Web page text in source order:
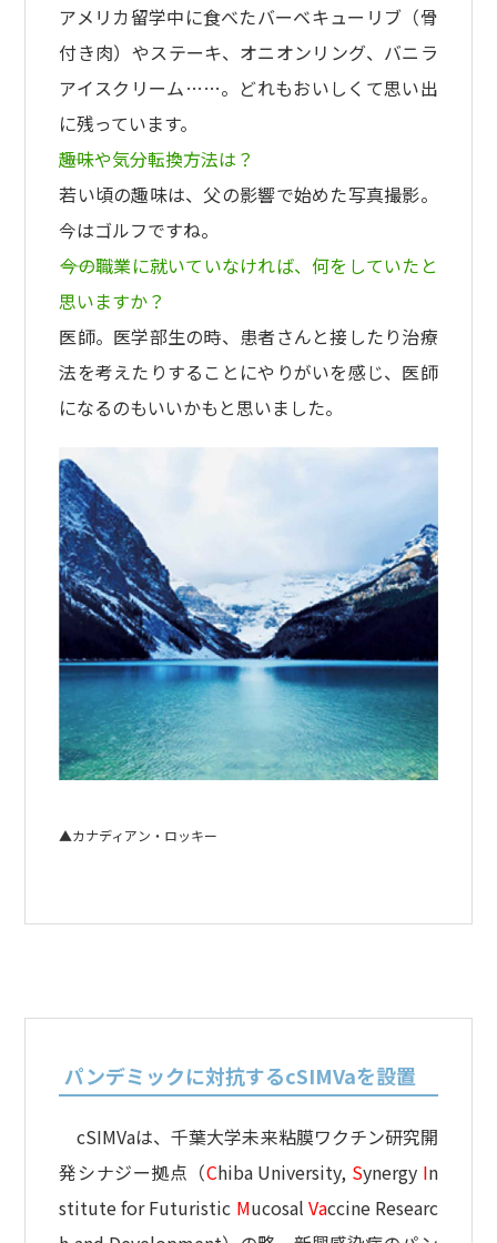
アメリカ留学中に食べたバーベキューリブ（骨
付き肉）やステーキ、オニオンリング、バニラ
アイスクリーム……。どれもおいしくて思い出
に残っています。
――趣味や気分転換方法は？
若い頃の趣味は、父の影響で始めた写真撮影。
今はゴルフですね。
――今の職業に就いていなければ、何をしていたと
思いますか？
医師。医学部生の時、患者さんと接したり治療
法を考えたりすることにやりがいを感じ、医師
になるのもいいかもと思いました。
▲カナディアン・ロッキー
パンデミックに対抗するcSIMVaを設置
cSIMVaは、千葉大学未来粘膜ワクチン研究開
発シナジー拠点（Chiba University, Synergy In
stitute for Futuristic Mucosal Vaccine Researc